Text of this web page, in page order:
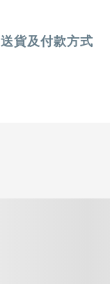
送貨及付款方式